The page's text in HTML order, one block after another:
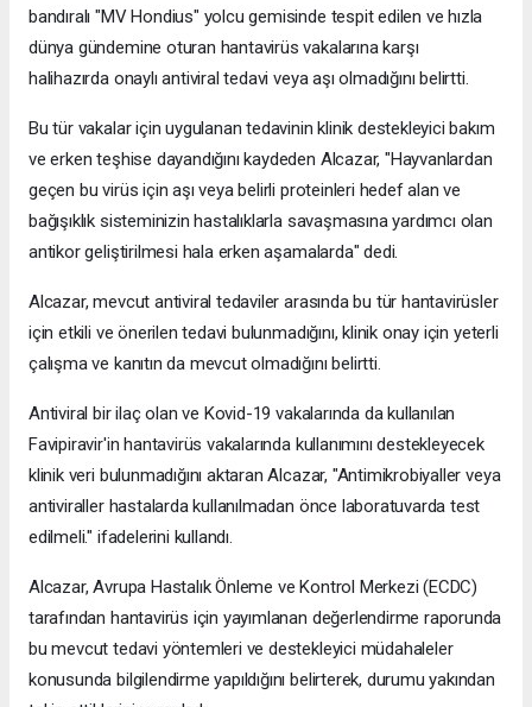
bandıralı "MV Hondius" yolcu gemisinde tespit edilen ve hızla
dünya gündemine oturan hantavirüs vakalarına karşı
halihazırda onaylı antiviral tedavi veya aşı olmadığını belirtti.
Bu tür vakalar için uygulanan tedavinin klinik destekleyici bakım
ve erken teşhise dayandığını kaydeden Alcazar, "Hayvanlardan
geçen bu virüs için aşı veya belirli proteinleri hedef alan ve
bağışıklık sisteminizin hastalıklarla savaşmasına yardımcı olan
antikor geliştirilmesi hala erken aşamalarda" dedi.
Alcazar, mevcut antiviral tedaviler arasında bu tür hantavirüsler
için etkili ve önerilen tedavi bulunmadığını, klinik onay için yeterli
çalışma ve kanıtın da mevcut olmadığını belirtti.
Antiviral bir ilaç olan ve Kovid-19 vakalarında da kullanılan
Favipiravir'in hantavirüs vakalarında kullanımını destekleyecek
klinik veri bulunmadığını aktaran Alcazar, "Antimikrobiyaller veya
antiviraller hastalarda kullanılmadan önce laboratuvarda test
edilmeli." ifadelerini kullandı.
Alcazar, Avrupa Hastalık Önleme ve Kontrol Merkezi (ECDC)
tarafından hantavirüs için yayımlanan değerlendirme raporunda
bu mevcut tedavi yöntemleri ve destekleyici müdahaleler
konusunda bilgilendirme yapıldığını belirterek, durumu yakından